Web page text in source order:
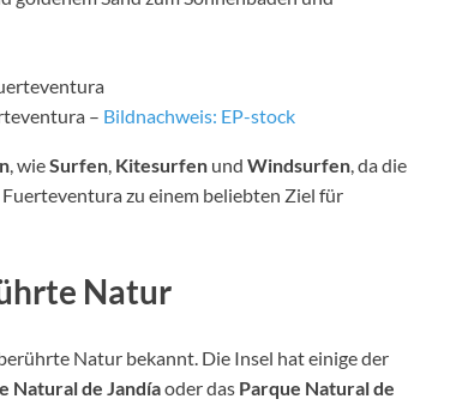
– Bildnachweis: EP-stock
, wieSurfen, Kitesurfen und Windsurfen, da die
zu einem beliebten Ziel für
Natur
Natur bekannt. Die Insel hat einige der
Natural de Jandíaoder das Parque Natural de